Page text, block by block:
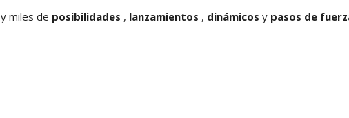
y miles de posibilidades , lanzamientos , dinámicos y pasos de